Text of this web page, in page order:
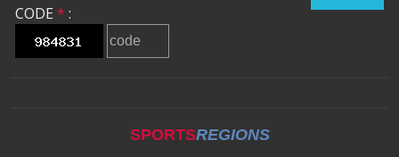
CODE * :
SPORTSREGIONS